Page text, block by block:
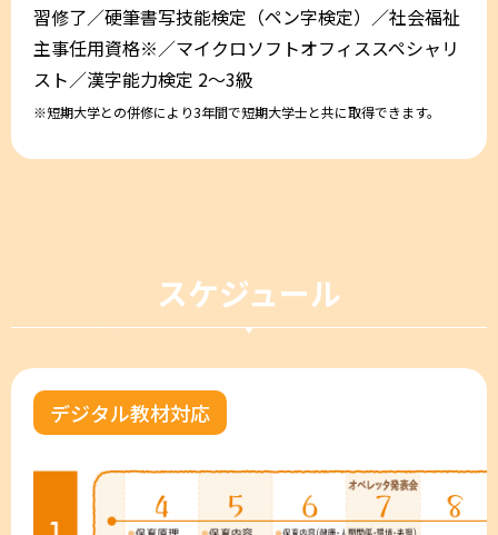
習修了／硬筆書写技能検定（ペン字検定）／社会福祉
主事任用資格※／マイクロソフトオフィススペシャリ
スト／漢字能力検定 2〜3級
短期大学との併修により3年間で短期大学士と共に取得できます。
スケジュール
デジタル教材対応